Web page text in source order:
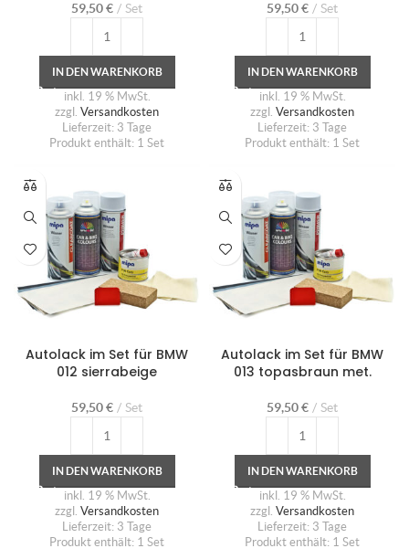
59,50€ Set
IN DEN WARENKORB
inkl. 19 % MwSt.
zzgl. Versandkosten
Lieferzeit: 3 Tage
Produkt enthält: 1 Set
59,50€ Set
IN DEN WARENKORB
inkl. 19 % MwSt.
zzgl. Versandkosten
Lieferzeit: 3 Tage
Produkt enthält: 1 Set
Autolack im Set für BMW
012 sierrabeige
59,50€ Set
IN DEN WARENKORB
inkl. 19 % MwSt.
zzgl. Versandkosten
Lieferzeit: 3 Tage
Produkt enthält: 1 Set
Autolack im Set für BMW
013 topasbraun met.
59,50€ Set
IN DEN WARENKORB
inkl. 19 % MwSt.
zzgl. Versandkosten
Lieferzeit: 3 Tage
Produkt enthält: 1 Set